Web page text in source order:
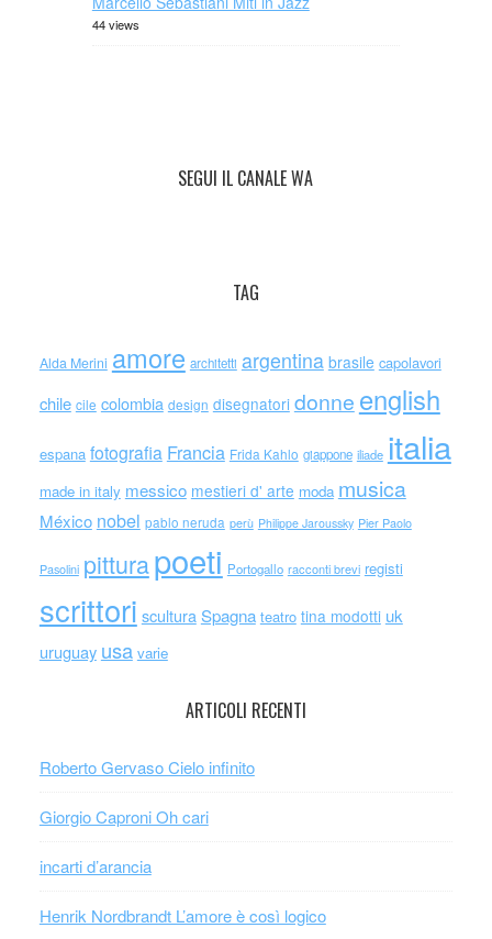
44 views
SEGUI IL CANALE WA
TAG
Alda Merini amore architetti argentina brasile capolavori
chile cile colombia design disegnatori donne english
espana fotografia Francia Frida Kahlo giappone iliade italia
made in italy messico mestieri d' arte moda musica
México nobel pablo neruda perù Philippe Jaroussky Pier Paolo
Pasolini pitturapoeti Portogallo racconti brevi registi
scrittori scultura Spagna teatro tina modotti uk
uruguay usa varie
ARTICOLI RECENTI
Roberto Gervaso Cielo infinito
Giorgio Caproni Oh cari
incarti d’arancia
Henrik Nordbrandt L’amore è così logico